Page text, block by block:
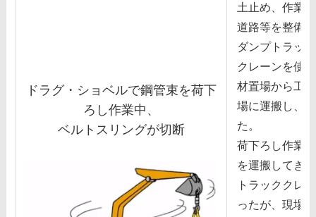
ドラグ・ショベルで鋼管束を荷下
ろし作業中、
ベルトスリングが切断
⼟⽌め、作業⽤
道路等を整備
ダンプトラッ
クレーンを使
材置場から⼯
場に運搬し、
た。
荷下ろし作業
を運搬してきた
トラッククレ
ったが、現場